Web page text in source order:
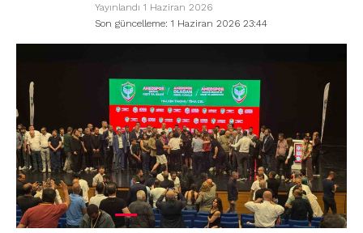
Son güncelleme: 1 Haziran 2026 23:44
Yayınlandı 1 Haziran 2026